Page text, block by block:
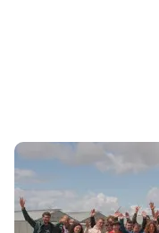
Vie de l’Institut
🎬 Clap de
placée sous le